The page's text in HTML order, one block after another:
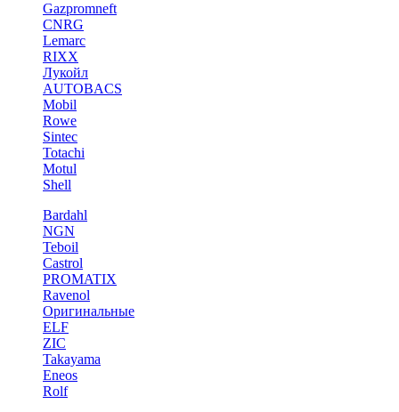
Gazpromneft
CNRG
Lemarc
RIXX
Лукойл
AUTOBACS
Mobil
Rowe
Sintec
Totachi
Motul
Shell
Bardahl
NGN
Teboil
Castrol
PROMATIX
Ravenol
Оригинальные
ELF
ZIC
Takayama
Eneos
Rolf